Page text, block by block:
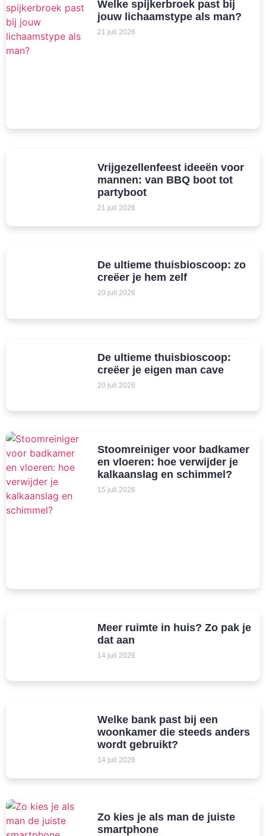
Welke spijkerbroek past bij
jouw lichaamstype als man?
21 juli 2026
Vrijgezellenfeest ideeën voor
mannen: van BBQ boot tot
partyboot
21 juli 2026
De ultieme thuisbioscoop: zo
creëer je hem zelf
20 juli 2026
De ultieme thuisbioscoop:
creëer je eigen man cave
20 juli 2026
Stoomreiniger voor badkamer
en vloeren: hoe verwijder je
kalkaanslag en schimmel?
15 juli 2026
Meer ruimte in huis? Zo pak je
dat aan
14 juli 2026
Welke bank past bij een
woonkamer die steeds anders
wordt gebruikt?
14 juli 2026
Zo kies je als man de juiste
smartphone